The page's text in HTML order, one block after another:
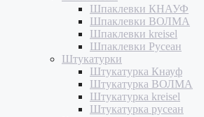
Шпаклевки КНАУФ
Шпаклевки ВОЛМА
Шпаклевки kreisel
Шпаклевки Русеан
Штукатурки
Штукатурка Кнауф
Штукатурка ВОЛМА
Штукатурка kreisel
Штукатурка русеан